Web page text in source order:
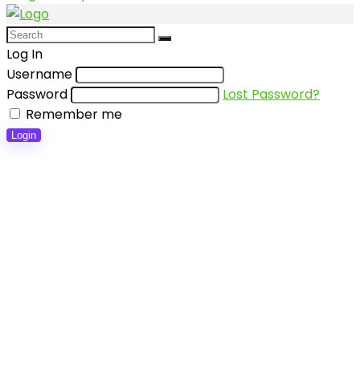
Log In
Username
Password
Lost Password?
Remember me
Login